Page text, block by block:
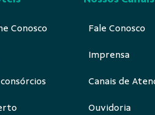
Conosco Fale Conosco
Imprensa
Ouvidoria